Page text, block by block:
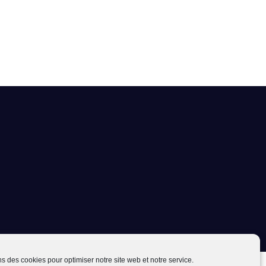
des cookies pour optimiser notre site web et notre service.